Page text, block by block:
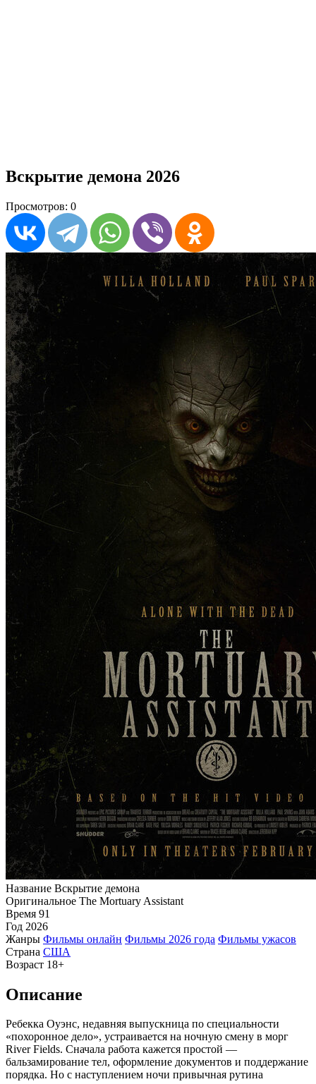
Вскрытие демона 2026
Просмотров: 0
Название Вскрытие демона
Оригинальное The Mortuary Assistant
Время 91
Год 2026
Жанры Фильмы онлайн Фильмы 2026 года Фильмы ужасов
Страна США
Возраст 18+
Описание
Ребекка Оуэнс, недавняя выпускница по специальности
«похоронное дело», устраивается на ночную смену в морг
River Fields. Сначала работа кажется простой —
бальзамирование тел, оформление документов и поддержание
порядка. Но с наступлением ночи привычная рутина